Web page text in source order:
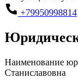
+79950998814
Наименование
Станиславовна